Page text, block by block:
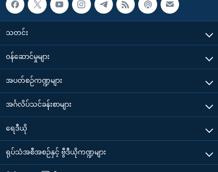
သတင်း
၀န်ဆောင်မှုများ
အပတ်စဉ်ကဏ္ဍများ
အင်္ဂလိပ်သင်ခန်းစာများ
ရေဒီယို
ရုပ်သံအစီအစဉ်နှင့် ဗွီဒီယိုကဏ္ဍများ